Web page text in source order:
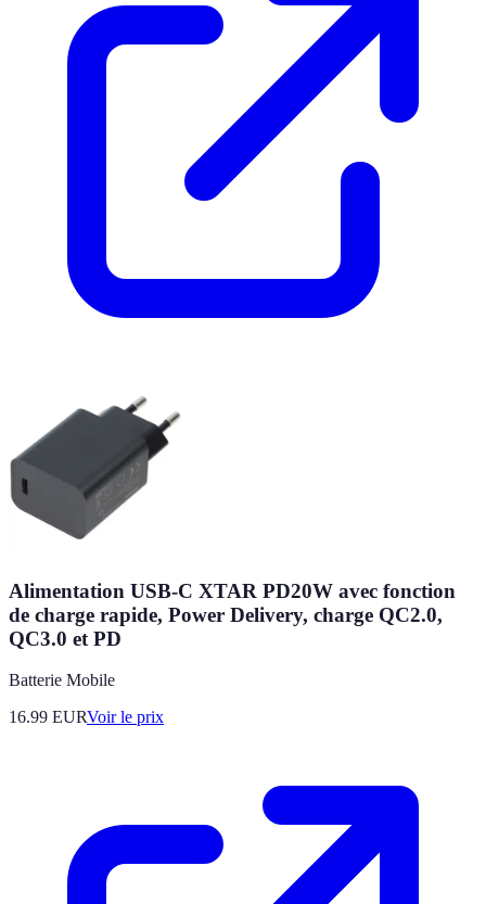
Alimentation USB-C XTAR PD20W avec fonction
de charge rapide, Power Delivery, charge QC2.0,
QC3.0 et PD
Batterie Mobile
16.99 EURVoir le prix